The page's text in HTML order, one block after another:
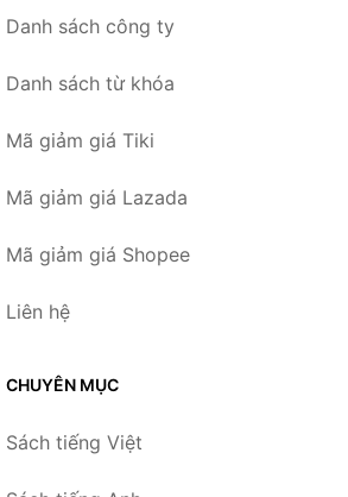
Danh sách công ty
Danh sách từ khóa
Mã giảm giá Tiki
Mã giảm giá Lazada
Mã giảm giá Shopee
Liên hệ
CHUYÊN MỤC
Sách tiếng Việt